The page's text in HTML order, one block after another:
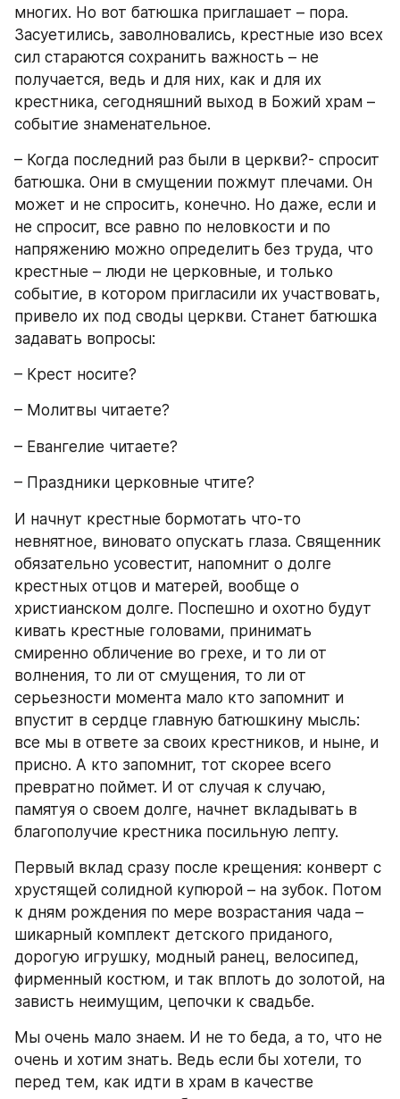
многих. Но вот батюшка приглашает – пора.
Засуетились, заволновались, крестные изо всех
сил стараются сохранить важность – не
получается, ведь и для них, как и для их
крестника, сегодняшний выход в Божий храм –
событие знаменательное.
– Когда последний раз были в церкви?- спросит
батюшка. Они в смущении пожмут плечами. Он
может и не спросить, конечно. Но даже, если и
не спросит, все равно по неловкости и по
напряжению можно определить без труда, что
крестные – люди не церковные, и только
событие, в котором пригласили их участвовать,
привело их под своды церкви. Станет батюшка
задавать вопросы:
– Крест носите?
– Молитвы читаете?
– Евангелие читаете?
– Праздники церковные чтите?
И начнут крестные бормотать что-то
невнятное, виновато опускать глаза. Священник
обязательно усовестит, напомнит о долге
крестных отцов и матерей, вообще о
христианском долге. Поспешно и охотно будут
кивать крестные головами, принимать
смиренно обличение во грехе, и то ли от
волнения, то ли от смущения, то ли от
серьезности момента мало кто запомнит и
впустит в сердце главную батюшкину мысль:
все мы в ответе за своих крестников, и ныне, и
присно. А кто запомнит, тот скорее всего
превратно поймет. И от случая к случаю,
памятуя о своем долге, начнет вкладывать в
благополучие крестника посильную лепту.
Первый вклад сразу после крещения: конверт с
хрустящей солидной купюрой – на зубок. Потом
к дням рождения по мере возрастания чада –
шикарный комплект детского приданого,
дорогую игрушку, модный ранец, велосипед,
фирменный костюм, и так вплоть до золотой, на
зависть неимущим, цепочки к свадьбе.
Мы очень мало знаем. И не то беда, а то, что не
очень и хотим знать. Ведь если бы хотели, то
перед тем, как идти в храм в качестве